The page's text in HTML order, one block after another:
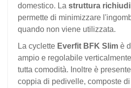
domestico. La struttura
permette di minimizzare
quando non viene utilizzata.
La cyclette Everfit BFK Slim è
ampio e regolabile
tutta comodità. Inoltre è
coppia di pedivelle, composte